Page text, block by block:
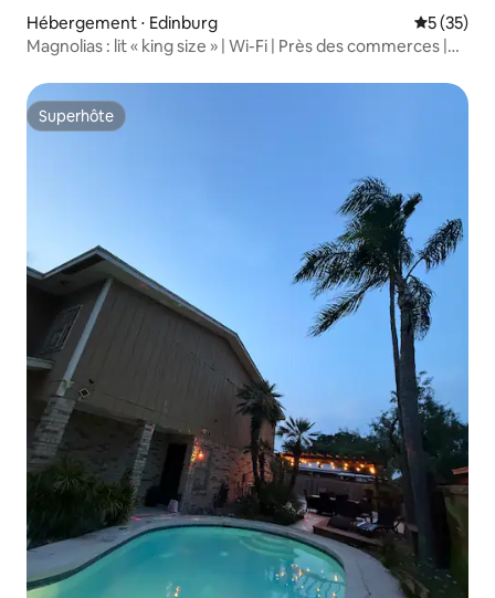
Hébergement ⋅ Edinburg
5 (35)
Magnolias : lit « king size » | Wi-Fi | Près des commerces |
Superhôte
Superhôte